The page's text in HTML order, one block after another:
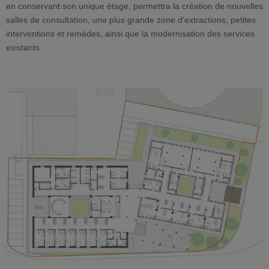
en conservant son unique étage, permettra la création de nouvelles
salles de consultation, une plus grande zone d’extractions, petites
interventions et remèdes, ainsi que la modernisation des services
existants.